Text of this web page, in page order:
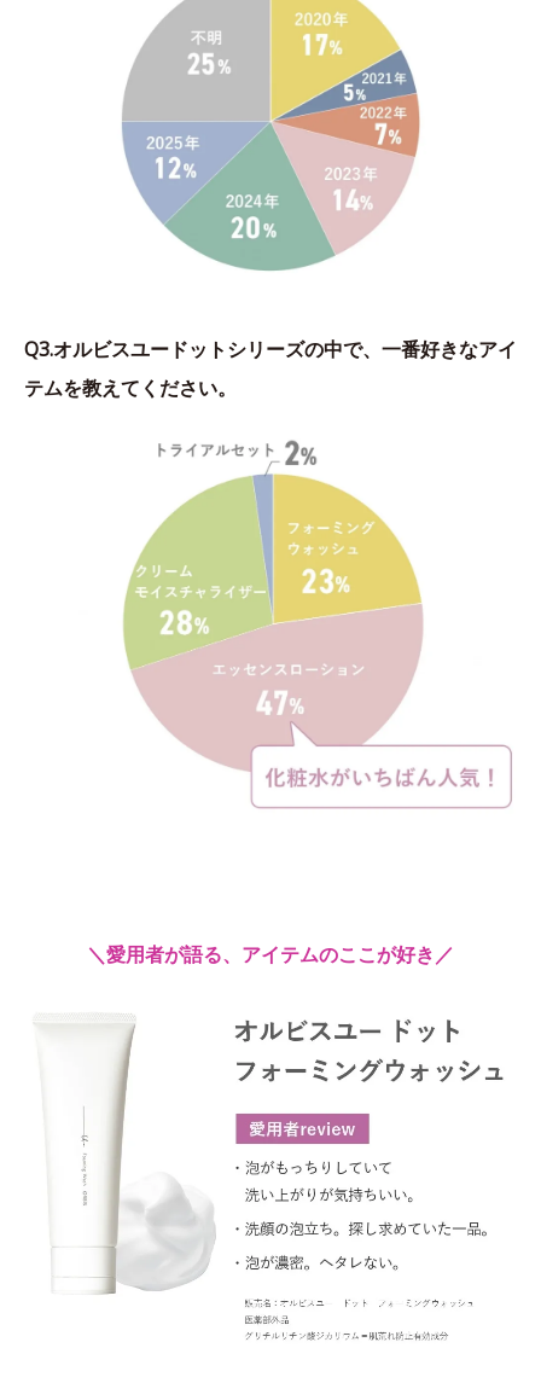
Q3.オルビスユードットシリーズの中で、一番好きなアイ
テムを教えてください。
＼愛用者が語る、アイテムのここが好き／